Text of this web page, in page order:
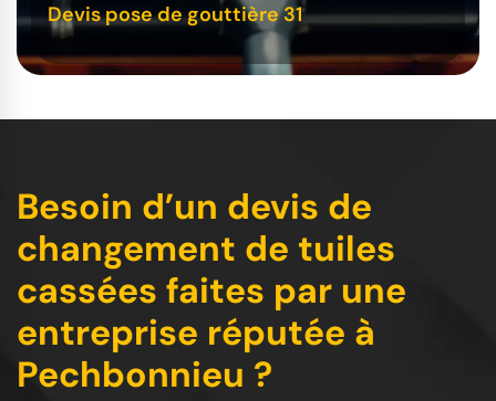
Devis pose de gouttière 31
Besoin d’un devis de
changement de tuiles
cassées faites par une
entreprise réputée à
Pechbonnieu ?